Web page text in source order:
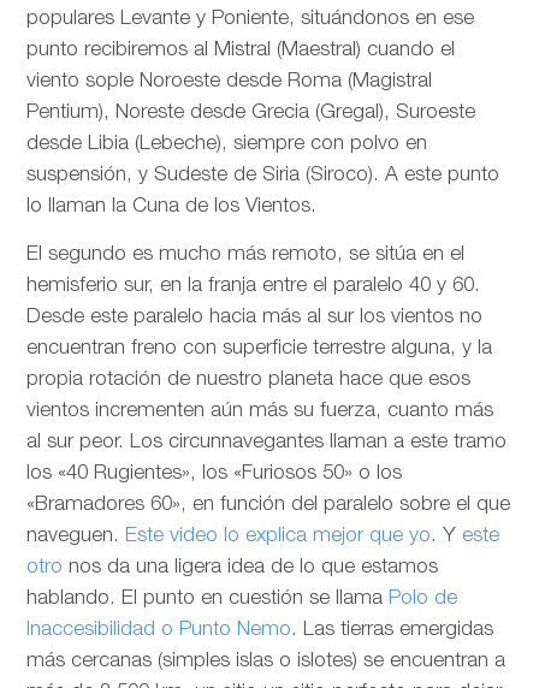
populares Levante y Poniente, situándonos en ese
punto recibiremos al Mistral (Maestral) cuando el
viento sople Noroeste desde Roma (Magistral
Pentium), Noreste desde Grecia (Gregal), Suroeste
desde Libia (Lebeche), siempre con polvo en
suspensión, y Sudeste de Siria (Siroco). A este punto
lo llaman la Cuna de los Vientos.
El segundo es mucho más remoto, se sitúa en el
hemisferio sur, en la franja entre el paralelo 40 y 60.
Desde este paralelo hacia más al sur los vientos no
encuentran freno con superficie terrestre alguna, y la
propia rotación de nuestro planeta hace que esos
vientos incrementen aún más su fuerza, cuanto más
al sur peor. Los circunnavegantes llaman a este tramo
los «40 Rugientes», los «Furiosos 50» o los
«Bramadores 60», en función del paralelo sobre el que
naveguen. Este video lo explica mejor que yo. Y este
otro nos da una ligera idea de lo que estamos
hablando. El punto en cuestión se llama Polo de
Inaccesibilidad o Punto Nemo. Las tierras emergidas
más cercanas (simples islas o islotes) se encuentran a